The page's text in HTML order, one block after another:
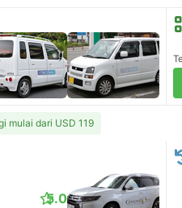
mulai dari USD 119
5.0